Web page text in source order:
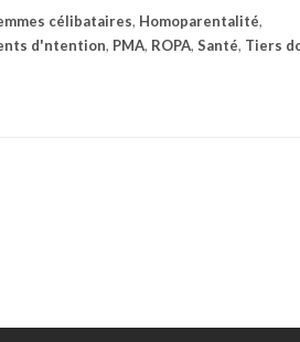
célibataires, Homoparentalité,
d'ntention, PMA, ROPA, Santé, Tiers